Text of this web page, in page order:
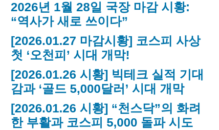
2026년 1월 28일 국장 마감 시황:
“역사가 새로 쓰이다”
[2026.01.27 마감시황] 코스피 사상
첫 ‘오천피’ 시대 개막!
[2026.01.26 시황] 빅테크 실적 기대
감과 ‘골드 5,000달러’ 시대 개막
[2026.01.26 시황] “천스닥”의 화려
한 부활과 코스피 5,000 돌파 시도